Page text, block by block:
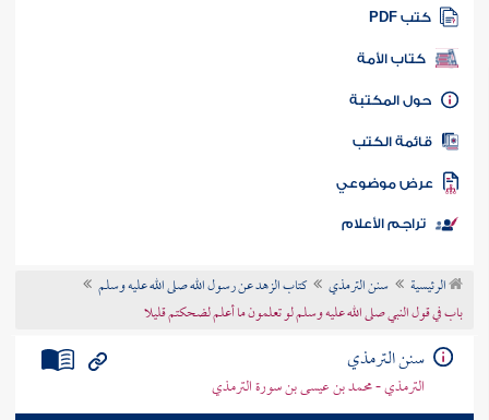
كتب PDF
كتاب الأمة
المكتبة
الكتب
موضوعي
تراجم الأعلام
الرئيسية سنن الترمذي
كتاب الزهد عن رسول الله صلى الله عليه وسلم
باب في قول النبي صلى الله عليه وسلم لو تعلمون ما أعلم لضحكتم قليلا
سنن الترمذي
الترمذي - محمد بن عيسى بن سورة الترمذي